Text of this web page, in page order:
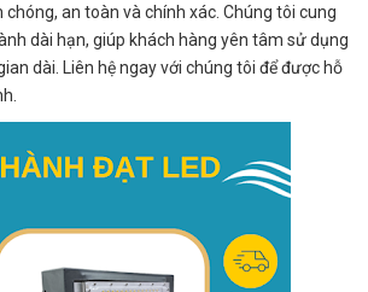
an toàn và chính xác. Chúng tôi cung
dài hạn, giúp khách hàng yên tâm sử dụng
dài. Liên hệ ngay với chúng tôi để được hỗ